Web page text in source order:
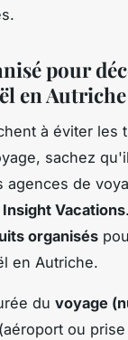
pour
en Autriche
à éviter les
sachez
agences de
Insight Vacations
organisés
en Autriche.
du voyage
(aéroport ou